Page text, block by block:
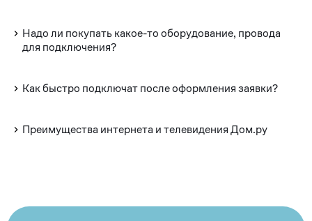
Надо ли покупать какое-то оборудование, провода
для подключения?
Как быстро подключат после оформления заявки?
Преимущества интернета и телевидения Дом.ру